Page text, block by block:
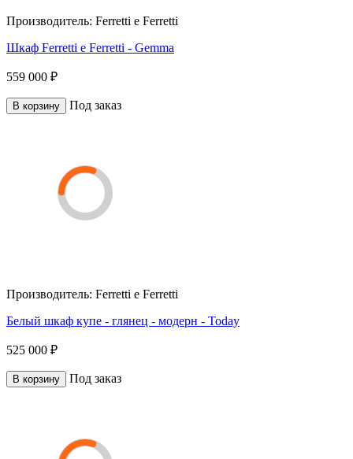
Производитель: Ferretti e Ferretti
Шкаф Ferretti e Ferretti - Gemma
559 000 ₽
В корзину Под заказ
Производитель: Ferretti e Ferretti
Белый шкаф купе - глянец - модерн - Today
525 000 ₽
В корзину Под заказ